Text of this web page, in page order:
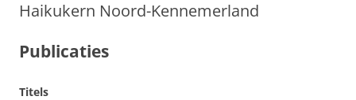
Haikukern Noord-Kennemerland
Publicaties
Titels